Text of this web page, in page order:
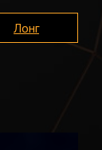
Лонг